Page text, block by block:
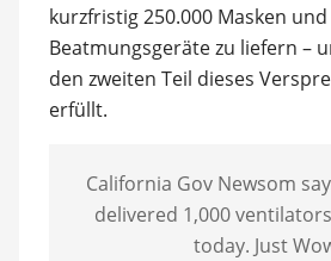
kurzfristig 250.000 Masken und
Beatmungsgeräte zu liefern –
den zweiten Teil dieses
erfüllt.
California Gov Newsom
delivered 1,000
today. Just